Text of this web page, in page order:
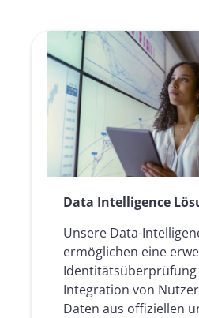
Data Intelligence
Unsere Data-
ermöglichen eine
Integration von
Daten aus offiziellen